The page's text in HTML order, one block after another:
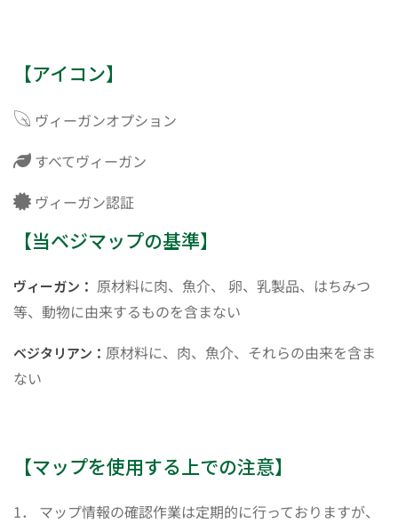
【アイコン】
ヴィーガンオプション
すべてヴィーガン
ヴィーガン認証
【当ベジマップの基準】
ヴィーガン： 原材料に肉、魚介、 卵、乳製品、はちみつ
等、動物に由来するものを含まない
ベジタリアン： 原材料に、肉、魚介、それらの由来を含ま
ない
【マップを使用する上での注意】
1． マップ情報の確認作業は定期的に行っておりますが、